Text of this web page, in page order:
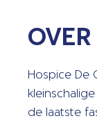
Hospice De
de laatste